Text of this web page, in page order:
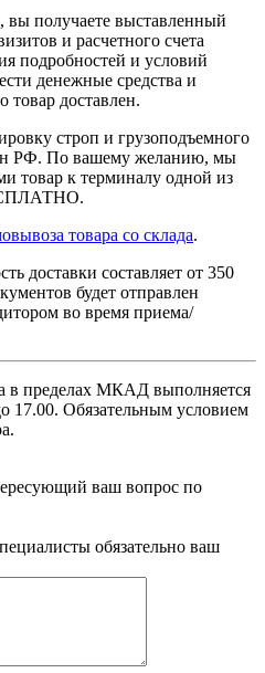
получаете выставленный
и расчетного счета
подробностей и условий
денежные средства и
товар доставлен.
строп и грузоподъемного
РФ. По вашему желанию, мы
товар к терминалу одной из
товара со склада.
доставки составляет от 350
будет отправлен
во время приема/
в пределах МКАД выполняется
17.00. Обязательным условием
ваш вопрос по
обязательно ваш